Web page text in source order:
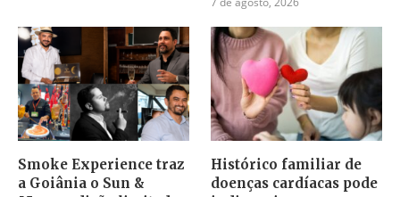
Smoke Experience traz
a Goiânia o Sun &
Histórico familiar de
doenças cardíacas pode